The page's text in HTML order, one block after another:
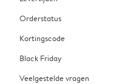
Orderstatus
Kortingscode
Black Friday
Veelgestelde vragen